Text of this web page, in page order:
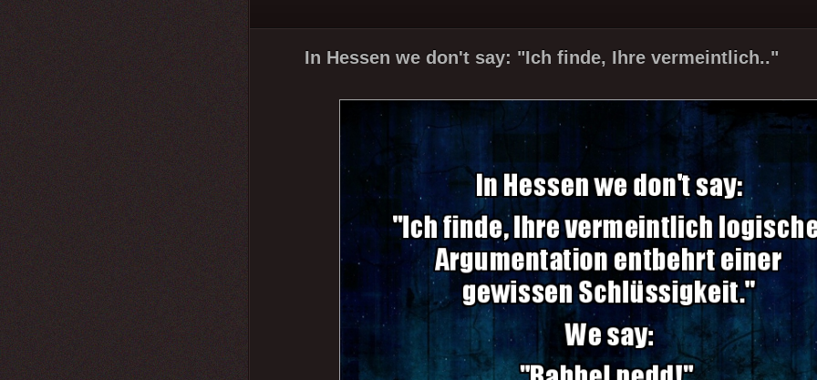
In Hessen we don't say: "Ich finde, Ihre vermeintlich.."